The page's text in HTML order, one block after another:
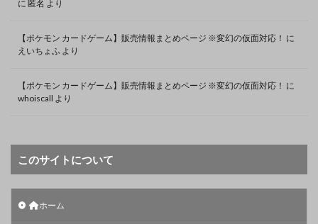
に 匿名 より
【ポケモン カードゲーム】販売情報まとめページ ※変幻の仮面対応！ に
えいちょふ より
【ポケモン カードゲーム】販売情報まとめページ ※変幻の仮面対応！ に
whoiscall より
このサイトについて
ホーム